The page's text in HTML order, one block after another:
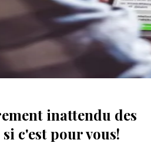
inattendu des
c'est pour vous!